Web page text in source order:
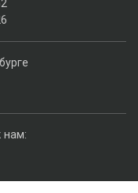
нам: